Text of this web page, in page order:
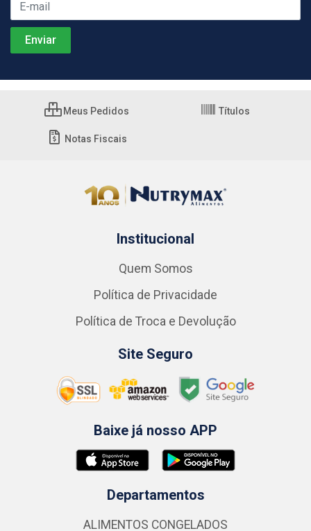
Meus Pedidos Títulos
Notas Fiscais
Institucional
Quem Somos
Política de Privacidade
Política de Troca e Devolução
Site Seguro
Baixe já nosso APP
Departamentos
ALIMENTOS CONGELADOS